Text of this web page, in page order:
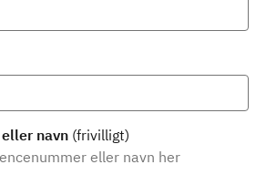
eller navn (frivilligt)
eller navn her